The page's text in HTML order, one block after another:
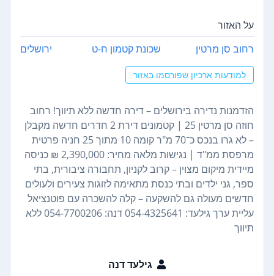
על האזור
רחוב סן מרטין שכונת קטמון ח-ט ירושלים
למודעות ארכיון שפורסמו באזור
הזדמנות נדירה בירושלים – דירה חדשה ללא תיווך! רחוב
חוזה סן מרטין 25 | קטמונים דירת 2 חדרים חדשה מקבלן
– לא גרו בנכס כ־70 מ"ר קומה 10 מתוך 25 חניה פרטית
מרפסת ממ"ד | נגישות מלאה מחיר: 2,390,000 ₪ כניסה
מיידית מיקום מצוין – קרוב לקניון, תחבורה ציבורית, בתי
ספר, גני ילדים ובתי כנסת מתאימה לזוגות צעירים ולעולים
חדשים מעולה גם להשקעה – קלה להשכרה עם פוטנציאל
עליית ערך גילעד: 054-4325641 דנה: 054-7700206 ללא
תיווך
גילעד דנה